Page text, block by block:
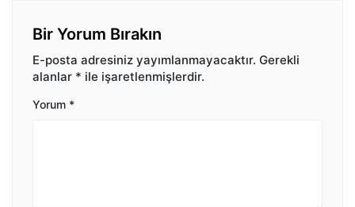
Bir Yorum Bırakın
E-posta adresiniz yayımlanmayacaktır. Gerekli
alanlar * ile işaretlenmişlerdir.
Yorum *